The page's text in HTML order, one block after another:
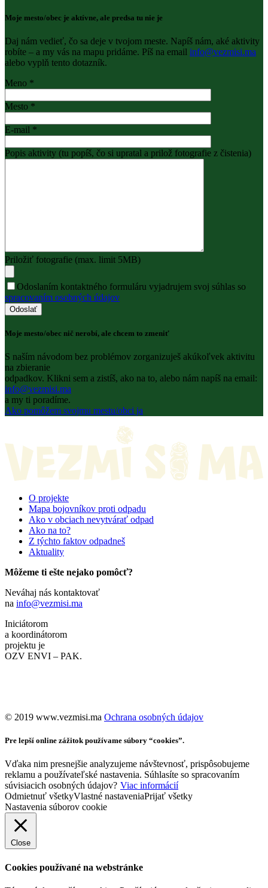
Moje mesto/obec je aktívne, ale predsa tu nie je
Daj nám vedieť, čo sa deje v tvojom meste. Napíš nám, aké aktivity
robíte – a my vás na mapu pridáme. Píš na email info@vezmisi.ma
alebo vyplň tento dotazník.
Meno *
Mesto *
E-mail *
Popis aktivity (tu popíš, čo si upratal a prilož fotografie z čistenia)
Priložiť fotografie (max. limit 5MB)
Odoslaním kontaktného formuláru vyjadrujem svoj súhlas so
spracovaním osobných údajov
Moje mesto/obec nič nerobí, ale chcem to zmeniť
S naším návodom bez problémov zorganizuješ akúkoľvek aktivitu
na zbieranie
odpadkov. Klikni sem a zistíš, ako na to, alebo nám napíš na email:
info@vezmisi.ma
a my ti poradíme.
Ako pomôžem svojmu mestu/obci ja
O projekte
Mapa bojovníkov proti odpadu
Ako v obciach nevytvárať odpad
Ako na to?
Z týchto faktov odpadneš
Aktuality
Môžeme ti ešte nejako pomôcť?
Neváhaj nás kontaktovať
na info@vezmisi.ma
Iniciátorom
a koordinátorom
projektu je
OZV ENVI – PAK.
©️ 2019 www.vezmisi.ma Ochrana osobných údajov
Pre lepší online zážitok používame súbory “cookies”.
Vďaka nim presnejšie analyzujeme návštevnosť, prispôsobujeme
reklamu a používateľské nastavenia. Súhlasíte so spracovaním
súvisiacich osobných údajov? Viac informácií
Odmietnuť všetkyVlastné nastaveniaPrijať všetky
Nastavenia súborov cookie
Close
Cookies používané na webstránke